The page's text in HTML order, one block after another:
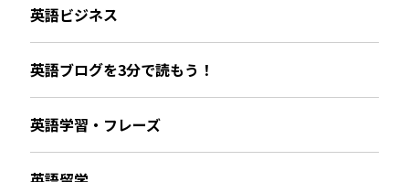
英語ビジネス
英語ブログを3分で読もう！
英語学習・フレーズ